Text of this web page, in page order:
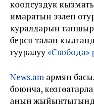
коопсуздук
имаратын ээлеп
куралдарын
берүүсүн талап
тууралуу«Свобода»
News.am армян
боюнча,
анын